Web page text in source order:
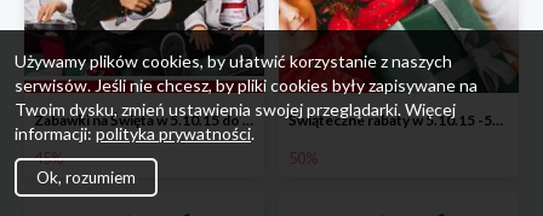
Zabawki na Święta w 5.10.15 do -45%
45%
Świąteczne rabaty w 5.10.15 -50%
50%
Używamy plików cookies, by ułatwić korzystanie z naszych
serwisów. Jeśli nie chcesz, by pliki cookies były zapisywane na
Twoim dysku, zmień ustawienia swojej przeglądarki. Więcej
informacji: polityka prywatności.
Ok, rozumiem